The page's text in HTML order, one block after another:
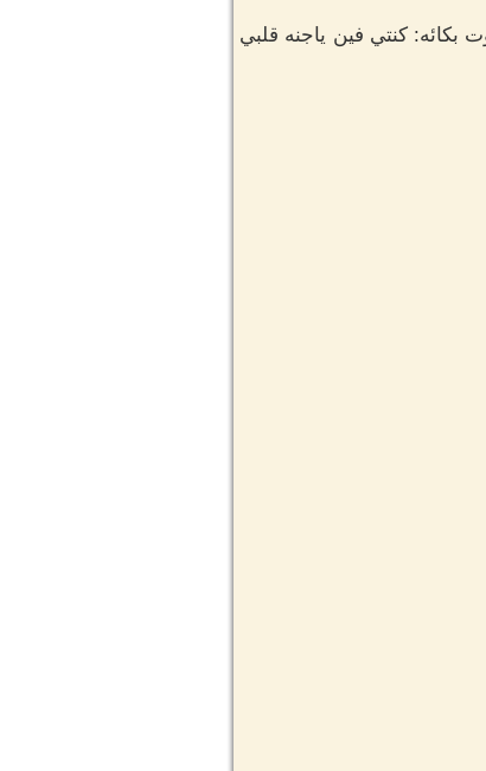
كنتي فين ياجنه قلبي